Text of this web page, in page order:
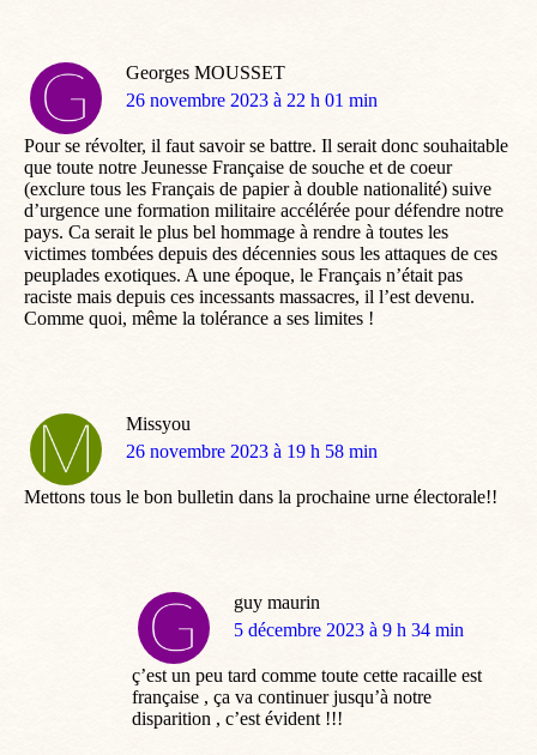
Georges MOUSSET
dit
26 novembre 2023 à 22 h 01 min
Pour se révolter, il faut savoir se battre. Il serait donc souhaitable
que toute notre Jeunesse Française de souche et de coeur
(exclure tous les Français de papier à double nationalité) suive
d’urgence une formation militaire accélérée pour défendre notre
pays. Ca serait le plus bel hommage à rendre à toutes les
victimes tombées depuis des décennies sous les attaques de ces
peuplades exotiques. A une époque, le Français n’était pas
raciste mais depuis ces incessants massacres, il l’est devenu.
Comme quoi, même la tolérance a ses limites !
Missyou
dit
26 novembre 2023 à 19 h 58 min
Mettons tous le bon bulletin dans la prochaine urne électorale!!
guy maurin
dit
5 décembre 2023 à 9 h 34 min
ç’est un peu tard comme toute cette racaille est
française , ça va continuer jusqu’à notre
disparition , c’est évident !!!